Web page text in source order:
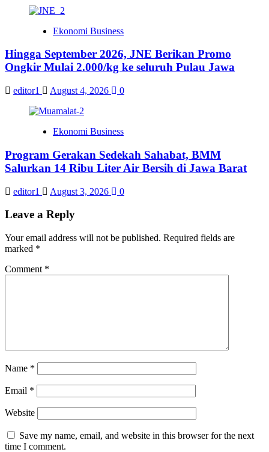
Ekonomi Business
Hingga September 2026, JNE Berikan Promo
Ongkir Mulai 2.000/kg ke seluruh Pulau Jawa
editor1 August 4, 2026 0
Ekonomi Business
Program Gerakan Sedekah Sahabat, BMM
Salurkan 14 Ribu Liter Air Bersih di Jawa Barat
editor1 August 3, 2026 0
Leave a Reply
Your email address will not be published. Required fields are
marked *
Comment *
Name *
Email *
Website
Save my name, email, and website in this browser for the next
time I comment.